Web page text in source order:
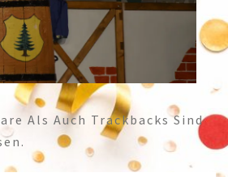
Als Auch Trackbacks Sind